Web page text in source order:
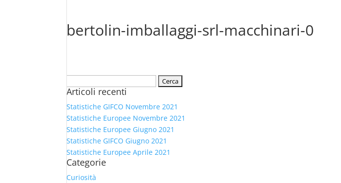
bertolin-imballaggi-srl-macchinari-0
per:
Articoli recenti
Statistiche GIFCO Novembre 2021
Statistiche Europee Novembre 2021
Statistiche Europee Giugno 2021
Statistiche GIFCO Giugno 2021
Statistiche Europee Aprile 2021
Categorie
Curiosità